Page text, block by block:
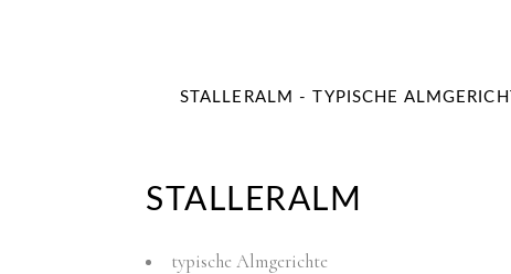
STALLERALM - TYPISCHE
STALLERALM
typische Almgerichte